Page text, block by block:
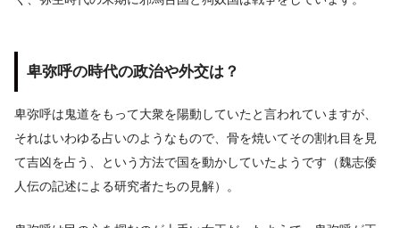
卑弥呼の時代の政治や外交は？
卑弥呼は鬼道をもって大衆を陽動していたと言われていますが、
それはいわゆる占いのようなもので、骨を焼いてその割れ目を見
て吉凶を占う、という方法で国を動かしていたようです（魏志倭
人伝の記述による研究者たちの見解）。